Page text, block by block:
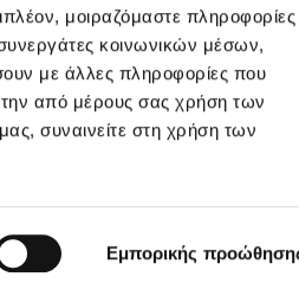
μοιραζόμαστε πληροφορίες
κοινωνικών μέσων,
με άλλες πληροφορίες που
την από μέρους σας χρήση των
συναινείτε στη χρήση των
Εμπορικής
Powered by